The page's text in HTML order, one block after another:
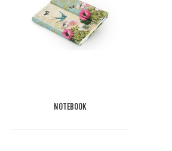
NOTEBOOK